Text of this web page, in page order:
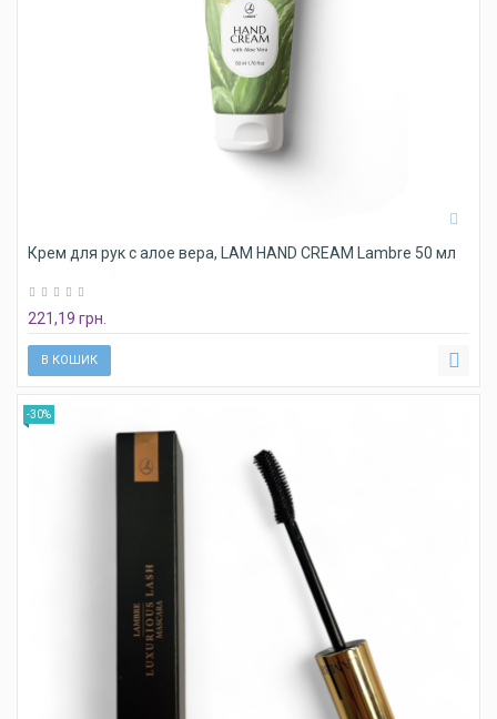
Крем для рук с алое вера, LAM HAND CREAM Lambre 50 мл
221,19 грн.
В КОШИК
-30%